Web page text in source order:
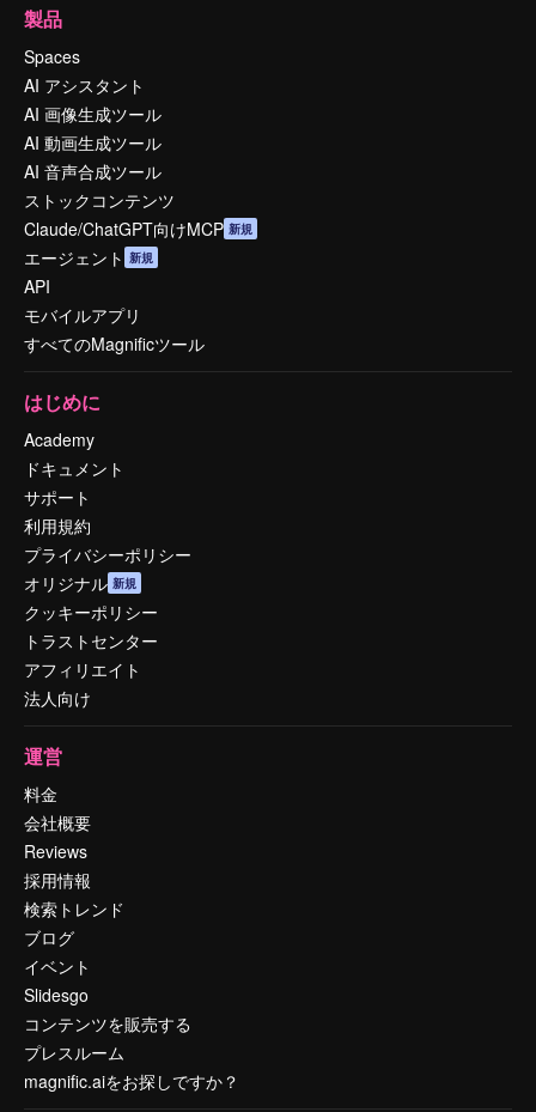
製品
Spaces
AI アシスタント
AI 画像生成ツール
AI 動画生成ツール
AI 音声合成ツール
ストックコンテンツ
Claude/ChatGPT向けMCP 新規
エージェント 新規
API
モバイルアプリ
すべてのMagnificツール
はじめに
Academy
ドキュメント
サポート
利用規約
プライバシーポリシー
オリジナル 新規
クッキーポリシー
トラストセンター
アフィリエイト
法人向け
運営
料金
会社概要
Reviews
採用情報
検索トレンド
ブログ
イベント
Slidesgo
コンテンツを販売する
プレスルーム
magnific.aiをお探しですか？